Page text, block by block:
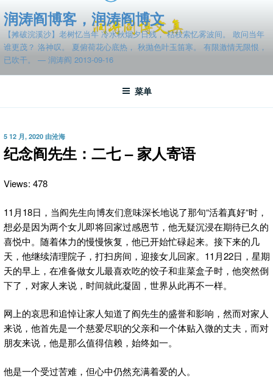
至
容
润涛阎博客，润涛阎博文
【摊破浣溪沙】老树忆当年 冷水秋烟夕日残， 枯枝索忆雾波间。 敢问当年
谁更茂？ 洛神叹。 夏俯荷花心底热， 秋抛色叶玉笛寒。 有限激情无限恨，
已吹干。 — 润涛阎 2013-09-16
菜单
发
布
于
5 12 月, 2020 由沧海
纪念阎先生：二七 – 家人寄语
Views: 478
11月18日，当阎先生向博友们意味深长地说了那句“活着真好“时，
想必是因为两个女儿即将回家过感恩节，他无疑沉浸在期待已久的
喜悦中。随着体力的慢慢恢复，他已开始忙碌起来。接下来的几
天，他继续清理院子，打扫房间，迎接女儿回家。11月22日，星期
天的早上，在准备做女儿最喜欢吃的饺子和韭菜盒子时，他突然倒
下了，对家人来说，时间就此凝固，世界从此再不一样。
网上的哀思和追悼让家人知道了阎先生的盛誉和影响，然而对家人
来说，他首先是一个慈爱尽职的父亲和一个体贴入微的丈夫，而对
朋友来说，他是那么值得信赖，始终如一。
他是一个受过苦难，但心中仍然充满着爱的人。